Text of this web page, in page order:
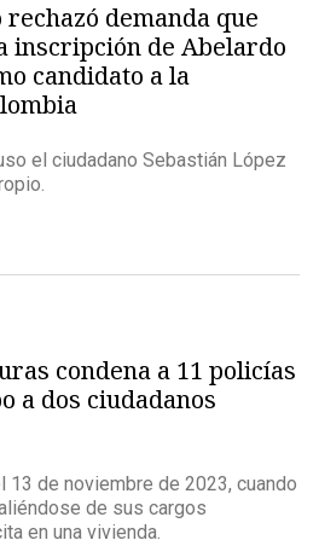
rechazó demanda que
inscripción de Abelardo
candidato a la
el ciudadano Sebastián López
condena a 11 policías
a dos ciudadanos
13 de noviembre de 2023, cuando
de sus cargos
en una vivienda.